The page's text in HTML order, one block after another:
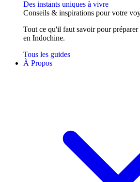
Des instants uniques à vivre
Conseils & inspirations pour votre
Tout ce qu'il faut savoir pour
en Indochine.
Tous les guides
À Propos